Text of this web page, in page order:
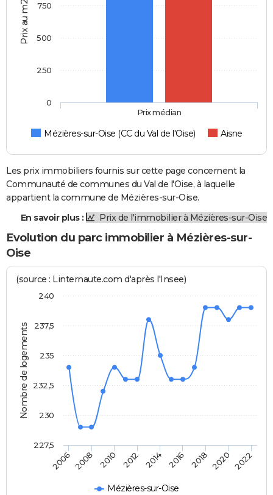
Prix au m2
Mézières-sur-Oise (CC du Val de l'Oise) Aisne
Prix médian
0
250
500
750
Les prix immobiliers fournis sur cette page concernent la
Communauté de communes du Val de l'Oise, à laquelle
appartient la commune de Mézières-sur-Oise.
En savoir plus :
Prix de l'immobilier à Mézières-sur-Oise
Evolution du parc immobilier à Mézières-sur-
Oise
Nombre de logements
(source : Linternaute.com d'après l'Insee)
Mézières-sur-Oise
2006 2008 2010 2012 2014 2016 2018 2020 2022
227,5
230
232,5
235
237,5
240